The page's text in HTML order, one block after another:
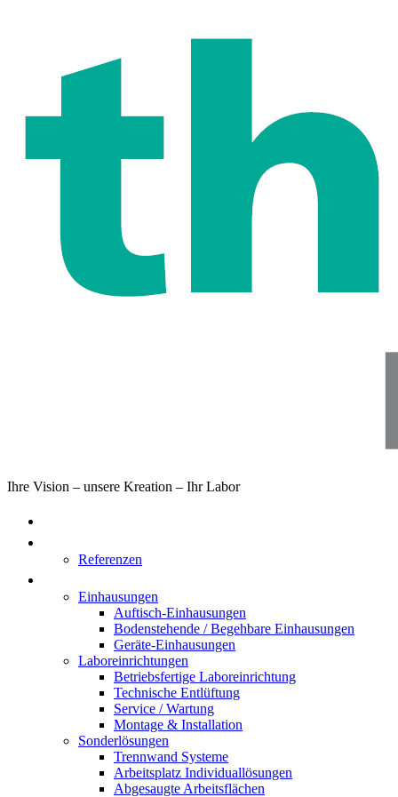
Ihre Vision – unsere Kreation – Ihr Labor
Referenzen
Einhausungen
Auftisch-Einhausungen
Bodenstehende / Begehbare Einhausungen
Geräte-Einhausungen
Laboreinrichtungen
Betriebsfertige Laboreinrichtung
Technische Entlüftung
Service / Wartung
Montage & Installation
Sonderlösungen
Trennwand Systeme
Arbeitsplatz Individuallösungen
Abgesaugte Arbeitsflächen